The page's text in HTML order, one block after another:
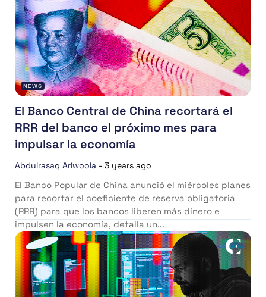
NEWS
El Banco Central de China recortará el
RRR del banco el próximo mes para
impulsar la economía
Abdulrasaq Ariwoola - 3 years ago
El Banco Popular de China anunció el miércoles planes
para recortar el coeficiente de reserva obligatoria
(RRR) para que los bancos liberen más dinero e
impulsen la economía, detalla un...